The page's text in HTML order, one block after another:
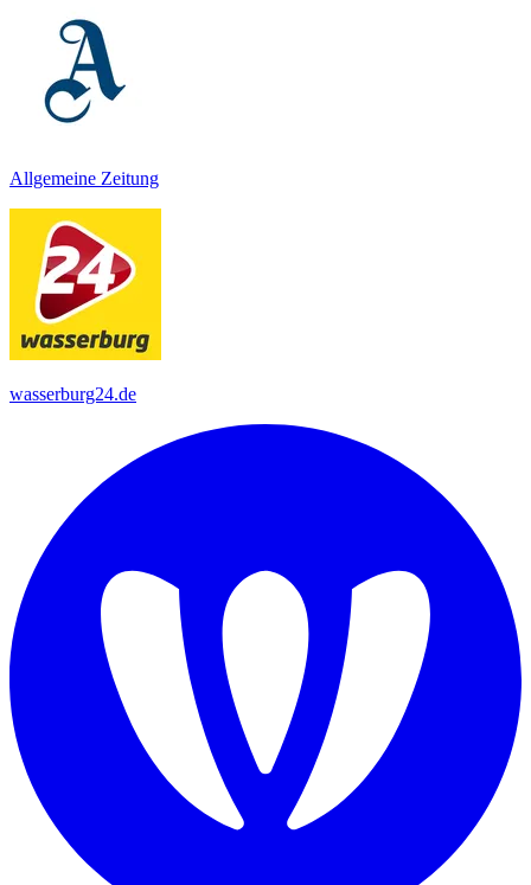
Allgemeine Zeitung
wasserburg24.de